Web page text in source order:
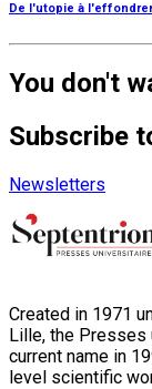
De l'utopie à
You don't
Subscribe
Newsletters
Created in 1971
Lille, the Presses
current name in
level scientific